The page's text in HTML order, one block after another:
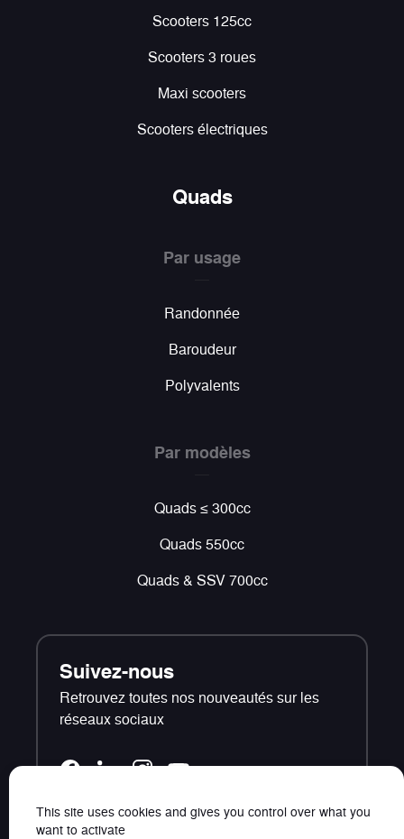
Scooters 125cc
Scooters 3 roues
Maxi scooters
Scooters électriques
Quads
Par usage
Randonnée
Baroudeur
Polyvalents
Par modèles
Quads ≤ 300cc
Quads 550cc
Quads & SSV 700cc
Suivez-nous
Retrouvez toutes nos nouveautés sur les
réseaux sociaux
This site uses cookies and gives you control over what you
want to activate